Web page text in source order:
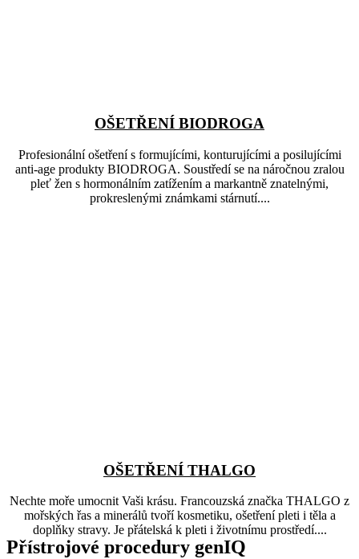
OŠETŘENÍ BIODROGA
Profesionální ošetření s formujícími, konturujícími a posilujícími
anti-age produkty BIODROGA. Soustředí se na náročnou zralou
pleť žen s hormonálním zatížením a markantně znatelnými,
prokreslenými známkami stárnutí....
OŠETŘENÍ THALGO
Nechte moře umocnit Vaši krásu. Francouzská značka THALGO z
mořských řas a minerálů tvoří kosmetiku, ošetření pleti i těla a
doplňky stravy. Je přátelská k pleti i životnímu prostředí....
Přístrojové procedury genIQ